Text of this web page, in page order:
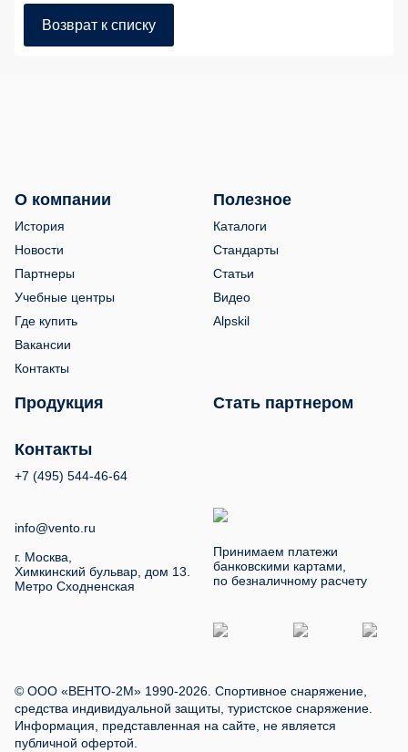
Возврат к списку
О компании
История
Новости
Партнеры
Учебные центры
Где купить
Вакансии
Контакты
Полезное
Каталоги
Стандарты
Статьи
Видео
Alpskil
Продукция Стать партнером
Контакты
+7 (495) 544-46-64
info@vento.ru
г. Москва,
Химкинский бульвар, дом 13.
Метро Сходненская
Принимаем платежи
банковскими картами,
по безналичному расчету
© ООО «ВЕНТО-2М» 1990-2026. Спортивное снаряжение,
средства индивидуальной защиты, туристское снаряжение.
Информация, представленная на сайте, не является
публичной офертой.